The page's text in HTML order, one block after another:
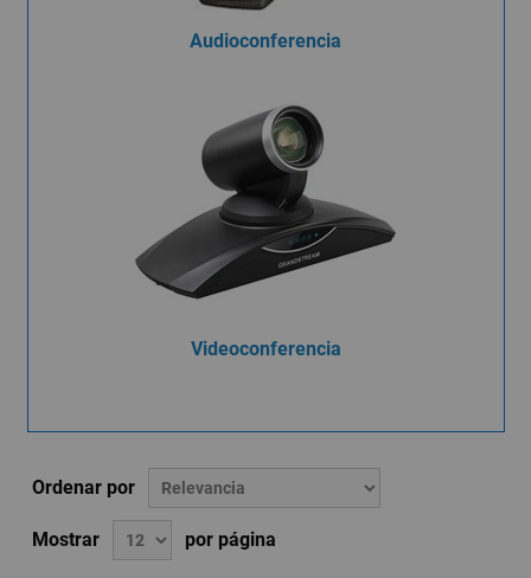
Audioconferencia
Videoconferencia
Ordenar por
Mostrar por página